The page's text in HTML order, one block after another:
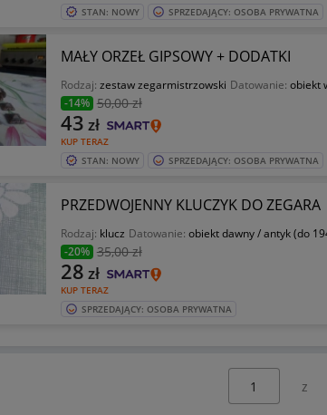
STAN: NOWY SPRZEDAJĄCY: OSOBA PRYWATNA
MAŁY ORZEŁ GIPSOWY + DODATKI
Rodzaj: zestaw zegarmistrzowski Datowanie: obiekt
-14% 50,00 zł
KUP TERAZ
43 zł
STAN: NOWY SPRZEDAJĄCY: OSOBA PRYWATNA
PRZEDWOJENNY KLUCZYK DO ZEGARA
Rodzaj: klucz Datowanie: obiekt dawny / antyk (do
-20% 35,00 zł
KUP TERAZ
28 zł
SPRZEDAJĄCY: OSOBA PRYWATNA
z